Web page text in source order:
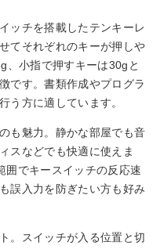
ッチを搭載したテンキーレ
てそれぞれのキーが押しや
、小指で押すキーは30gと
です。書類作成やプログラ
う方に適しています。
も魅力。静かな部屋でも音
スなどでも快適に使えま
でキースイッチの反応速
誤入力を防ぎたい方も好み
。スイッチが入る位置と切